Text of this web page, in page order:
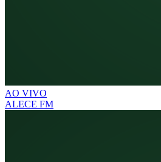
AO VIVO
ALECE FM